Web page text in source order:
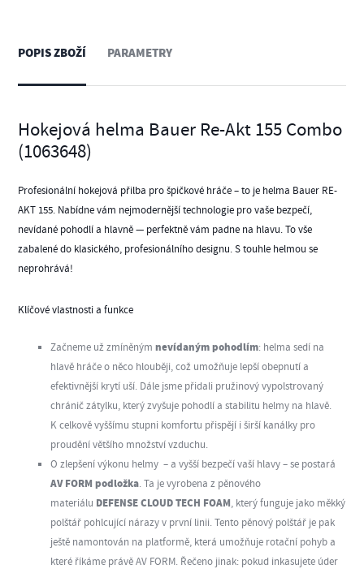
POPIS ZBOŽÍ
Hokejová helma Bauer Re-Akt 155 Combo
(1063648)
Profesionální hokejová přilba pro špičkové hráče – to je helma Bauer RE-
AKT 155. Nabídne vám nejmodernější technologie pro vaše bezpečí,
nevídané pohodlí a hlavně — perfektně vám padne na hlavu. To vše
zabalené do klasického, profesionálního designu. S touhle helmou se
neprohrává!
Klíčové vlastnosti a funkce
Začneme už zmíněnýmnevídaným pohodlím: helma sedí na
hlavě hráče o něco hlouběji, což umožňuje lepší obepnutí a
efektivnější krytí uší. Dále jsme přidali pružinový vypolstrovaný
chránič zátylku, který zvyšuje pohodlí a stabilitu helmy na hlavě.
K celkově vyššímu stupni komfortu přispějí i širší kanálky pro
proudění většího množství vzduchu.
O zlepšení výkonu helmy – a vyšší bezpečí vaší hlavy – se postará
AV FORM podložka. Ta je vyrobena z pěnového
materiálu DEFENSE CLOUD TECH FOAM, který funguje jako měkký
polštář pohlcující nárazy v první linii. Tento pěnový polštář je pak
ještě namontován na platformě, která umožňuje rotační pohyb a
které říkáme právě AV FORM. Řečeno jinak: pokud inkasujete úder
PARAMETRY